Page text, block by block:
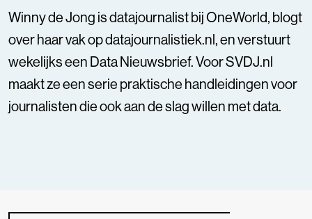
Winny de Jong isdatajournalist bij OneWorld, blogt
over haar vak opdatajournalistiek.nl, en verstuurt
wekelijks een Data Nieuwsbrief. Voor SVDJ.nl
maakt ze eenserie praktische handleidingenvoor
journalisten die ook aan de slag willen met data.